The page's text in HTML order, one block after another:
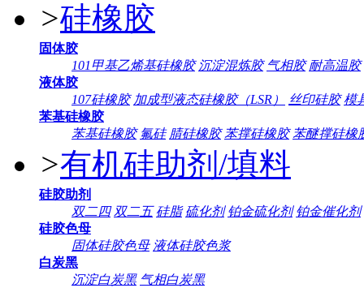
>硅橡胶
固体胶
101甲基乙烯基硅橡胶 沉淀混炼胶 气相胶 耐高温胶
液体胶
107硅橡胶 加成型液态硅橡胶（LSR） 丝印硅胶 模
苯基硅橡胶
苯基硅橡胶 氟硅 腈硅橡胶 苯撑硅橡胶 苯醚撑硅橡
>有机硅助剂/填料
硅胶助剂
双二四 双二五 硅脂 硫化剂 铂金硫化剂 铂金催化剂
硅胶色母
固体硅胶色母 液体硅胶色浆
白炭黑
沉淀白炭黑 气相白炭黑